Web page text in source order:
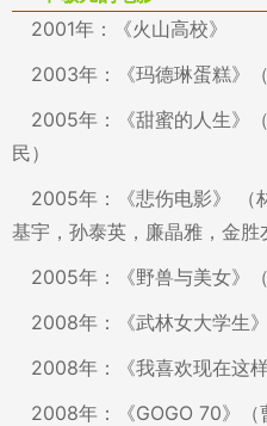
2001年：《火山高校》
2003年：《玛德琳蛋糕》（
2005年：《甜蜜的人生》
民）
2005年：《悲伤电影》 （
基宇，孙泰英，廉晶雅，金胜
2005年：《野兽与美女》
2008年：《武林女大学生
2008年：《我喜欢现在这样
2008年：《GOGO 70》（